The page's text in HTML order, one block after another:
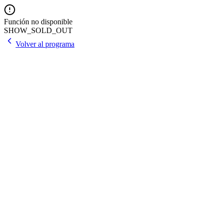
Función no disponible
SHOW_SOLD_OUT
Volver al programa